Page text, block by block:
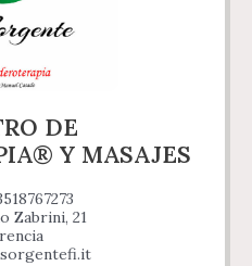
DE
Y MASAJES
Zabrini, 21